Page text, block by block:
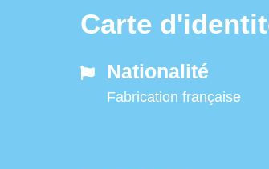
Carte
Nationalité
Fabrication française